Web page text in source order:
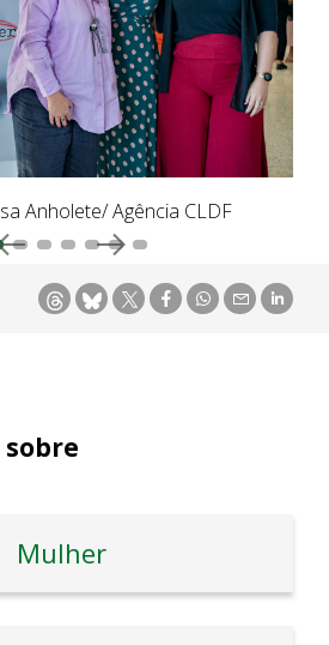
Anholete/ Agência CLDF
Mulher